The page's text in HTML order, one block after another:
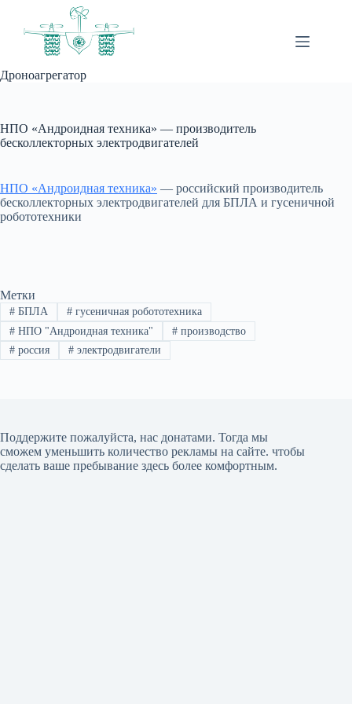
Дроноагрегатор
НПО «Андроидная техника» — производитель
бесколлекторных электродвигателей
НПО «Андроидная техника» — российский производитель
бесколлекторных электродвигателей для БПЛА и гусеничной
робототехники
Метки
#БПЛА #гусеничная робототехника
#НПО "Андроидная техника" #производство
#россия #электродвигатели
Поддержите пожалуйста, нас донатами. Тогда мы
сможем уменьшить количество рекламы на сайте. чтобы
сделать ваше пребывание здесь более комфортным.